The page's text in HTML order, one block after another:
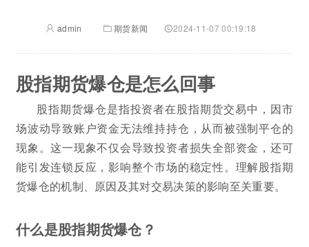
admin 期货新闻 2024-11-07 00:19:18
股指期货爆仓是怎么回事
股指期货爆仓是指投资者在股指期货交易中，因市
场波动导致账户资金无法维持持仓，从而被强制平仓的
现象。这一现象不仅会导致投资者损失全部资金，还可
能引发连锁反应，影响整个市场的稳定性。理解股指期
货爆仓的机制、原因及其对交易决策的影响至关重要。
什么是股指期货爆仓？